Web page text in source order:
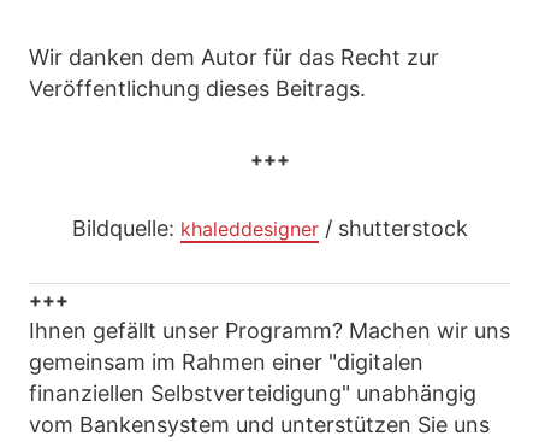
Wir danken dem Autor für das Recht zur
Veröffentlichung dieses Beitrags.
+++
Bildquelle: khaleddesigner/ shutterstock
+++
Ihnen gefällt unser Programm? Machen wir uns
gemeinsam im Rahmen einer "digitalen
finanziellen Selbstverteidigung" unabhängig
vom Bankensystem und unterstützen Sie uns